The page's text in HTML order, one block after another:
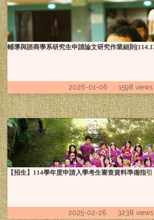
輔導與諮商學系研究生申請論文研究作業細則
2026-01-06 1598 views
【招生】114學年度申請入學考生審查資料準備指引
2025-02-26 3238 views